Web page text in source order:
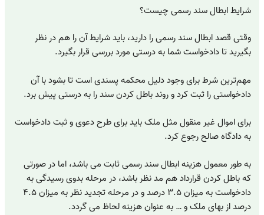
شرایط ابطال سند رسمی چیست؟
وقتی قصد ابطال سند رسمی را دارید، باید شرایط آن ‌را هم در نظر
بگیرید تا دادخواست شما به درستی مورد بررسی قرار بگیرد.
مهم‌ترین شرط برای وجود دلیل محکمه پسندی است تا بشود با آن
دادخواستی را ثبت کرد و روند باطل کردن سند را به درستی پیش برد.
برای اموال غیر منقول مثل ملک باید برای طرح دعوی و ثبت دادخواست
به دادگاه صالح رجوع کرد.
به ‌طور معمول هزینه ابطال سند رسمی ثابت می باشد، اما در صورتی
که باطل کردن قرارداد هم مد نظر باشد، در مرحله بدوی رسیدگی به
دادخواست به میزان ۳.۵ درصد و در مرحله تجدید نظر به میزان ۴.۵
درصد از بهای ملک و … به عنوان هزینه لحاظ می گردد.